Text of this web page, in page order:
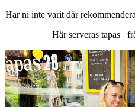
Har ni inte varit där
Här serveras tapas